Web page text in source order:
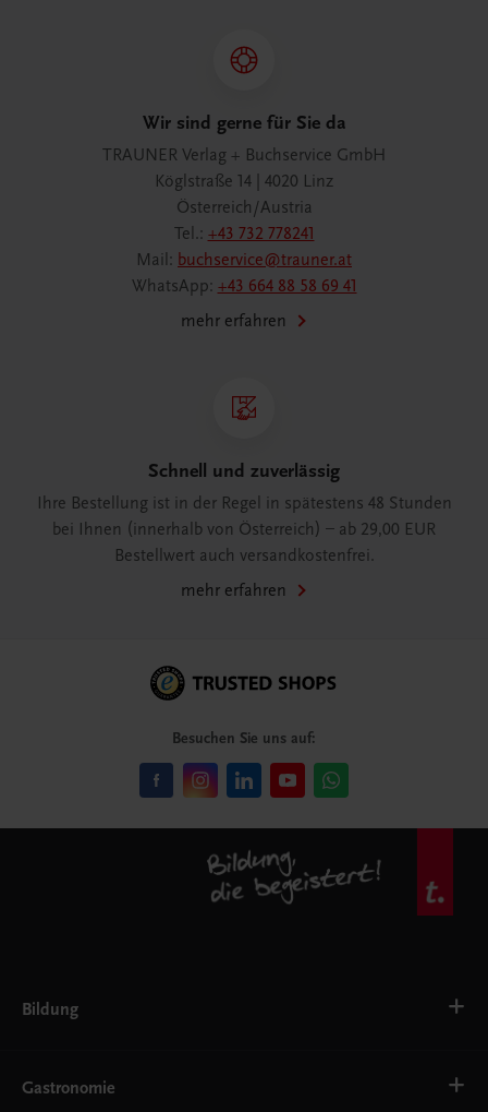
Wir sind gerne für Sie da
TRAUNER Verlag + Buchservice GmbH
Köglstraße 14 | 4020 Linz
Österreich/Austria
Tel.: +43 732 778241
Mail: buchservice@trauner.at
WhatsApp: +43 664 88 58 69 41
mehr erfahren
Schnell und zuverlässig
Ihre Bestellung ist in der Regel in spätestens 48 Stunden
bei Ihnen (innerhalb von Österreich) – ab 29,00 EUR
Bestellwert auch versandkostenfrei.
mehr erfahren
Besuchen Sie uns auf:
Bildung
AHS
Gastronomie